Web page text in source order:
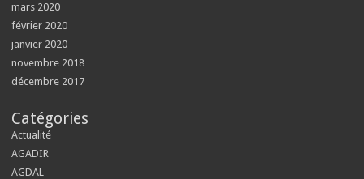
mars 2020
février 2020
janvier 2020
novembre 2018
décembre 2017
Catégories
Actualité
AGADIR
AGDAL